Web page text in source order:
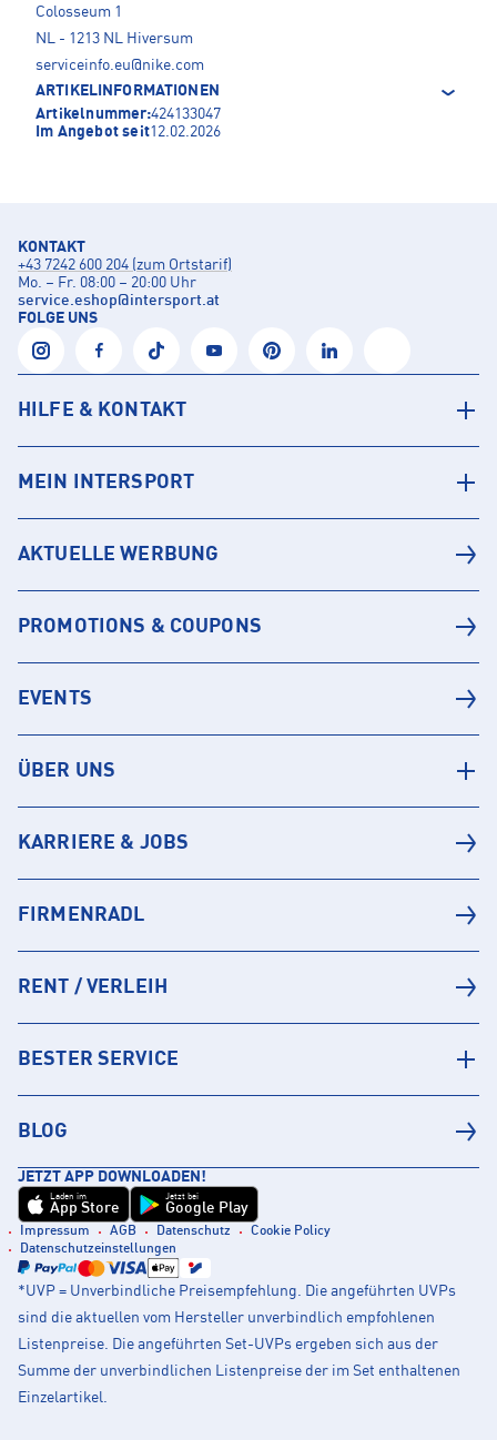
Colosseum 1
NL - 1213 NL Hiversum
serviceinfo.eu@nike.com
ARTIKELINFORMATIONEN
Artikelnummer:424133047
Im Angebot seit12.02.2026
KONTAKT
+43 7242 600 204 (zum Ortstarif)
Mo. – Fr. 08:00 – 20:00 Uhr
service.eshop@intersport.at
FOLGE UNS
HILFE & KONTAKT
MEIN INTERSPORT
AKTUELLE WERBUNG
PROMOTIONS & COUPONS
EVENTS
ÜBER UNS
KARRIERE & JOBS
FIRMENRADL
RENT / VERLEIH
BESTER SERVICE
BLOG
JETZT APP DOWNLOADEN!
Laden im
App Store
Jetzt bei
Google Play
Impressum AGB Datenschutz
Cookie Policy
Datenschutzeinstellungen
*UVP = Unverbindliche Preisempfehlung. Die angeführten UVPs
sind die aktuellen vom Hersteller unverbindlich empfohlenen
Listenpreise. Die angeführten Set-UVPs ergeben sich aus der
Summe der unverbindlichen Listenpreise der im Set enthaltenen
Einzelartikel.